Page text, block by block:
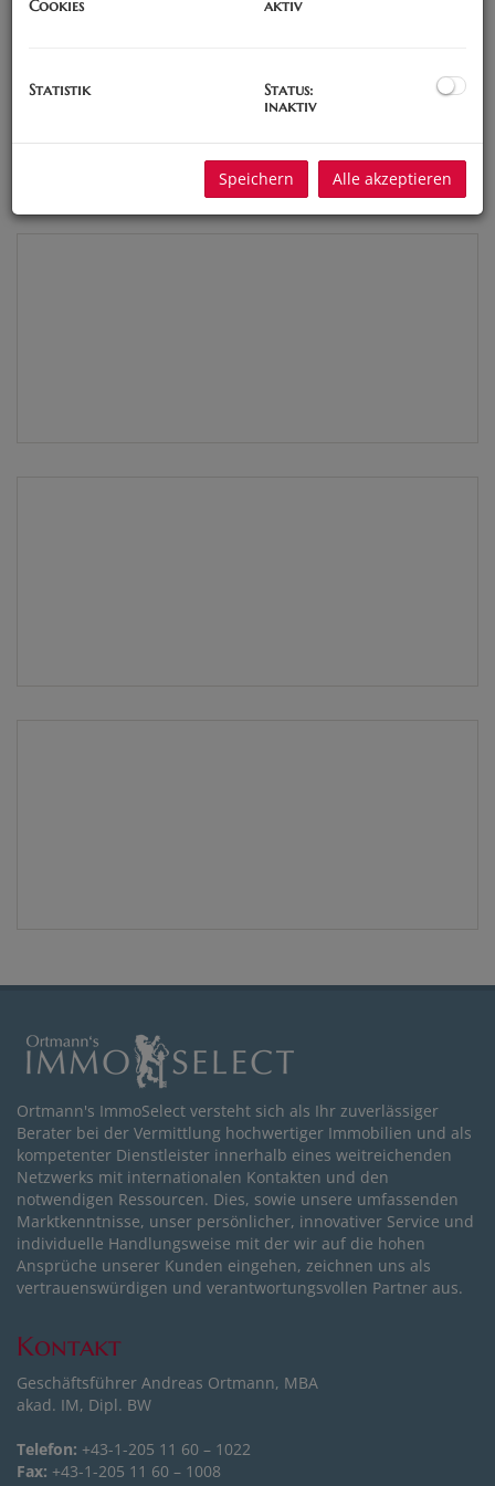
Ortmann's ImmoSelect versteht sich als Ihr zuverlässiger
Berater bei der Vermittlung hochwertiger Immobilien und als
kompetenter Dienstleister innerhalb eines weitreichenden
Netzwerks mit internationalen Kontakten und den
notwendigen Ressourcen. Dies, sowie unsere umfassenden
Marktkenntnisse, unser persönlicher, innovativer Service und
individuelle Handlungsweise mit der wir auf die hohen
Ansprüche unserer Kunden eingehen, zeichnen uns als
vertrauenswürdigen und verantwortungsvollen Partner aus.
Kontakt
Geschäftsführer Andreas Ortmann, MBA
akad. IM, Dipl. BW
Telefon: +43-1-205 11 60 – 1022
Fax: +43-1-205 11 60 – 1008
Cookies
aktiv
Statistik
Status:
inaktiv
Speichern Alle akzeptieren